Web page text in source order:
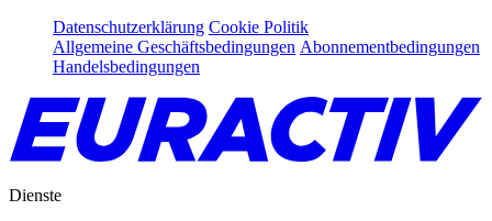
Datenschutzerklärung Cookie Politik
Allgemeine Geschäftsbedingungen Abonnementbedingungen
Handelsbedingungen
Dienste